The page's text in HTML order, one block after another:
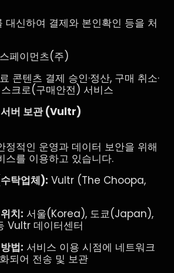
대신하여 결제와 본인확인 등을 처
페이먼츠(주)
콘텐츠 결제 승인·정산, 구매 취소·
크로(구매안전) 서비스
서버 보관 (Vultr)
정적인 운영과 데이터 보안을 위해
스를 이용하고 있습니다.
탁업체): Vultr (The Choopa,
치: 서울(Korea), 도쿄(Japan),
Vultr 데이터센터
법: 서비스 이용 시점에 네트워크
되어 전송 및 보관